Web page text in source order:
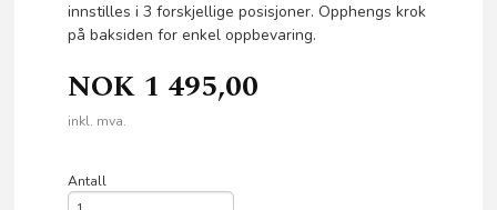
innstilles i 3 forskjellige posisjoner. Opphengs krok
på baksiden for enkel oppbevaring.
NOK 1 495,00
inkl. mva.
Antall